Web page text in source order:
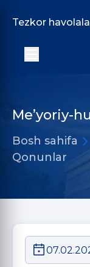
Tezkor
Me’yoriy-
Bosh sahifa
Qonunlar